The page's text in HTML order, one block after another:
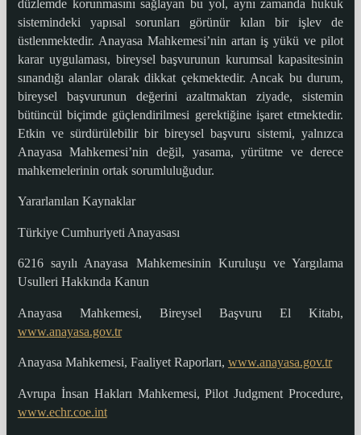
düzlemde korunmasını sağlayan bu yol, aynı zamanda hukuk
sistemindeki yapısal sorunları görünür kılan bir işlev de
üstlenmektedir. Anayasa Mahkemesi’nin artan iş yükü ve pilot
karar uygulaması, bireysel başvurunun kurumsal kapasitesinin
sınandığı alanlar olarak dikkat çekmektedir. Ancak bu durum,
bireysel başvurunun değerini azaltmaktan ziyade, sistemin
bütüncül biçimde güçlendirilmesi gerektiğine işaret etmektedir.
Etkin ve sürdürülebilir bir bireysel başvuru sistemi, yalnızca
Anayasa Mahkemesi’nin değil, yasama, yürütme ve derece
mahkemelerinin ortak sorumluluğudur.
Yararlanılan Kaynaklar
Türkiye Cumhuriyeti Anayasası
6216 sayılı Anayasa Mahkemesinin Kuruluşu ve Yargılama
Usulleri Hakkında Kanun
Anayasa Mahkemesi, Bireysel Başvuru El Kitabı,
www.anayasa.gov.tr
Anayasa Mahkemesi, Faaliyet Raporları, www.anayasa.gov.tr
Avrupa İnsan Hakları Mahkemesi, Pilot Judgment Procedure,
www.echr.coe.int